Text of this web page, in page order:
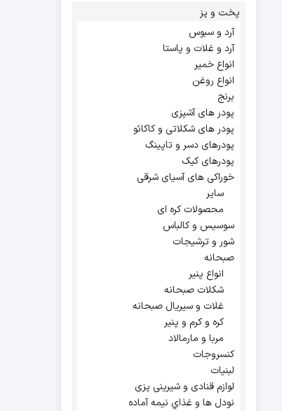
پخت و پز
آرد و سبوس
آرد و غلات و پاستا
انواع خمیر
انواع روغن
برنج
پودر های آشپزی
پودر های شکلاتی و کاکائو
پودرهای دسر و تاپینگ
پودرهای کیک
خوراکی های آسیای شرقی
سایر
محصولات کره ای
سوسیس و کالباس
شور و ترشیجات
صبحانه
انواع پنیر
شکلات صبحانه
غلات و سیریال صبحانه
کره و کرم و پنیر
مربا و مارمالاد
کنسروجات
لبنیات
لوازم قنادی و شیرینی پزی
نودل ها و غذاي نيمه آماده